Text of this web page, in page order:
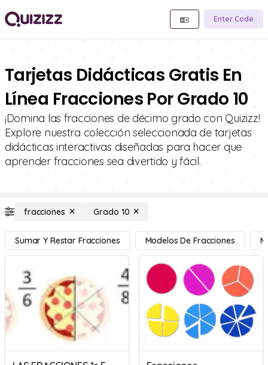
Enter Code
Tarjetas Didácticas Gratis En
Línea Fracciones Por Grado 10
¡Domina las fracciones de décimo grado con Quizizz!
Explore nuestra colección seleccionada de tarjetas
didácticas interactivas diseñadas para hacer que
aprender fracciones sea divertido y fácil.
fracciones Grado 10
Sumar Y Restar Fracciones Modelos De Fracciones